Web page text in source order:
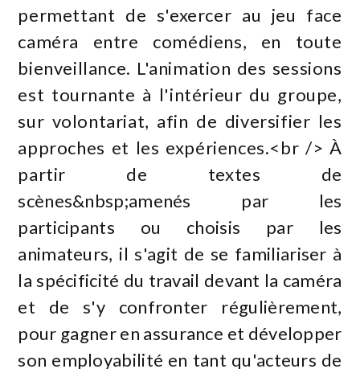
permettant de s'exercer au jeu face
caméra entre comédiens, en toute
bienveillance. L'animation des sessions
est tournante à l'intérieur du groupe,
sur volontariat, afin de diversifier les
approches et les expériences.<br /> À
partir de textes de
scènes&nbsp;amenés par les
participants ou choisis par les
animateurs, il s'agit de se familiariser à
la spécificité du travail devant la caméra
et de s'y confronter régulièrement,
pour gagner en assurance et développer
son employabilité en tant qu'acteurs de